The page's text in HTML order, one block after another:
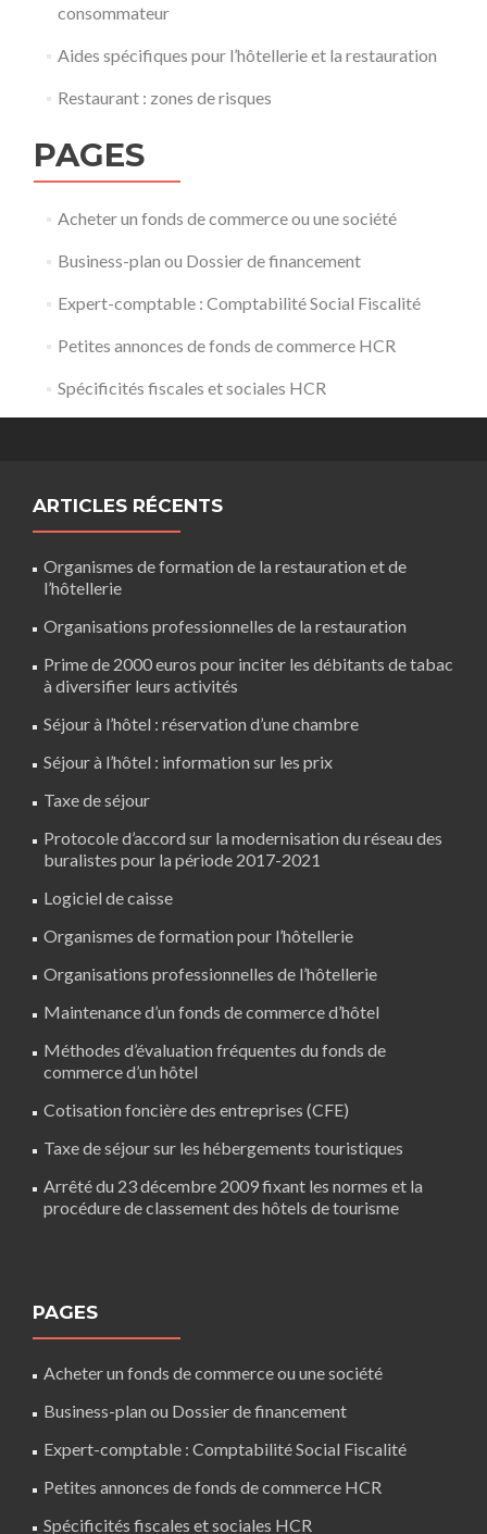
consommateur
Aides spécifiques pour l’hôtellerie et la restauration
Restaurant : zones de risques
PAGES
Acheter un fonds de commerce ou une société
Business-plan ou Dossier de financement
Expert-comptable : Comptabilité Social Fiscalité
Petites annonces de fonds de commerce HCR
Spécificités fiscales et sociales HCR
ARTICLES RÉCENTS
Organismes de formation de la restauration et de
l’hôtellerie
Organisations professionnelles de la restauration
Prime de 2000 euros pour inciter les débitants de tabac
à diversifier leurs activités
Séjour à l’hôtel : réservation d’une chambre
Séjour à l’hôtel : information sur les prix
Taxe de séjour
Protocole d’accord sur la modernisation du réseau des
buralistes pour la période 2017-2021
Logiciel de caisse
Organismes de formation pour l’hôtellerie
Organisations professionnelles de l’hôtellerie
Maintenance d’un fonds de commerce d’hôtel
Méthodes d’évaluation fréquentes du fonds de
commerce d’un hôtel
Cotisation foncière des entreprises (CFE)
Taxe de séjour sur les hébergements touristiques
Arrêté du 23 décembre 2009 fixant les normes et la
procédure de classement des hôtels de tourisme
PAGES
Acheter un fonds de commerce ou une société
Business-plan ou Dossier de financement
Expert-comptable : Comptabilité Social Fiscalité
Petites annonces de fonds de commerce HCR
Spécificités fiscales et sociales HCR